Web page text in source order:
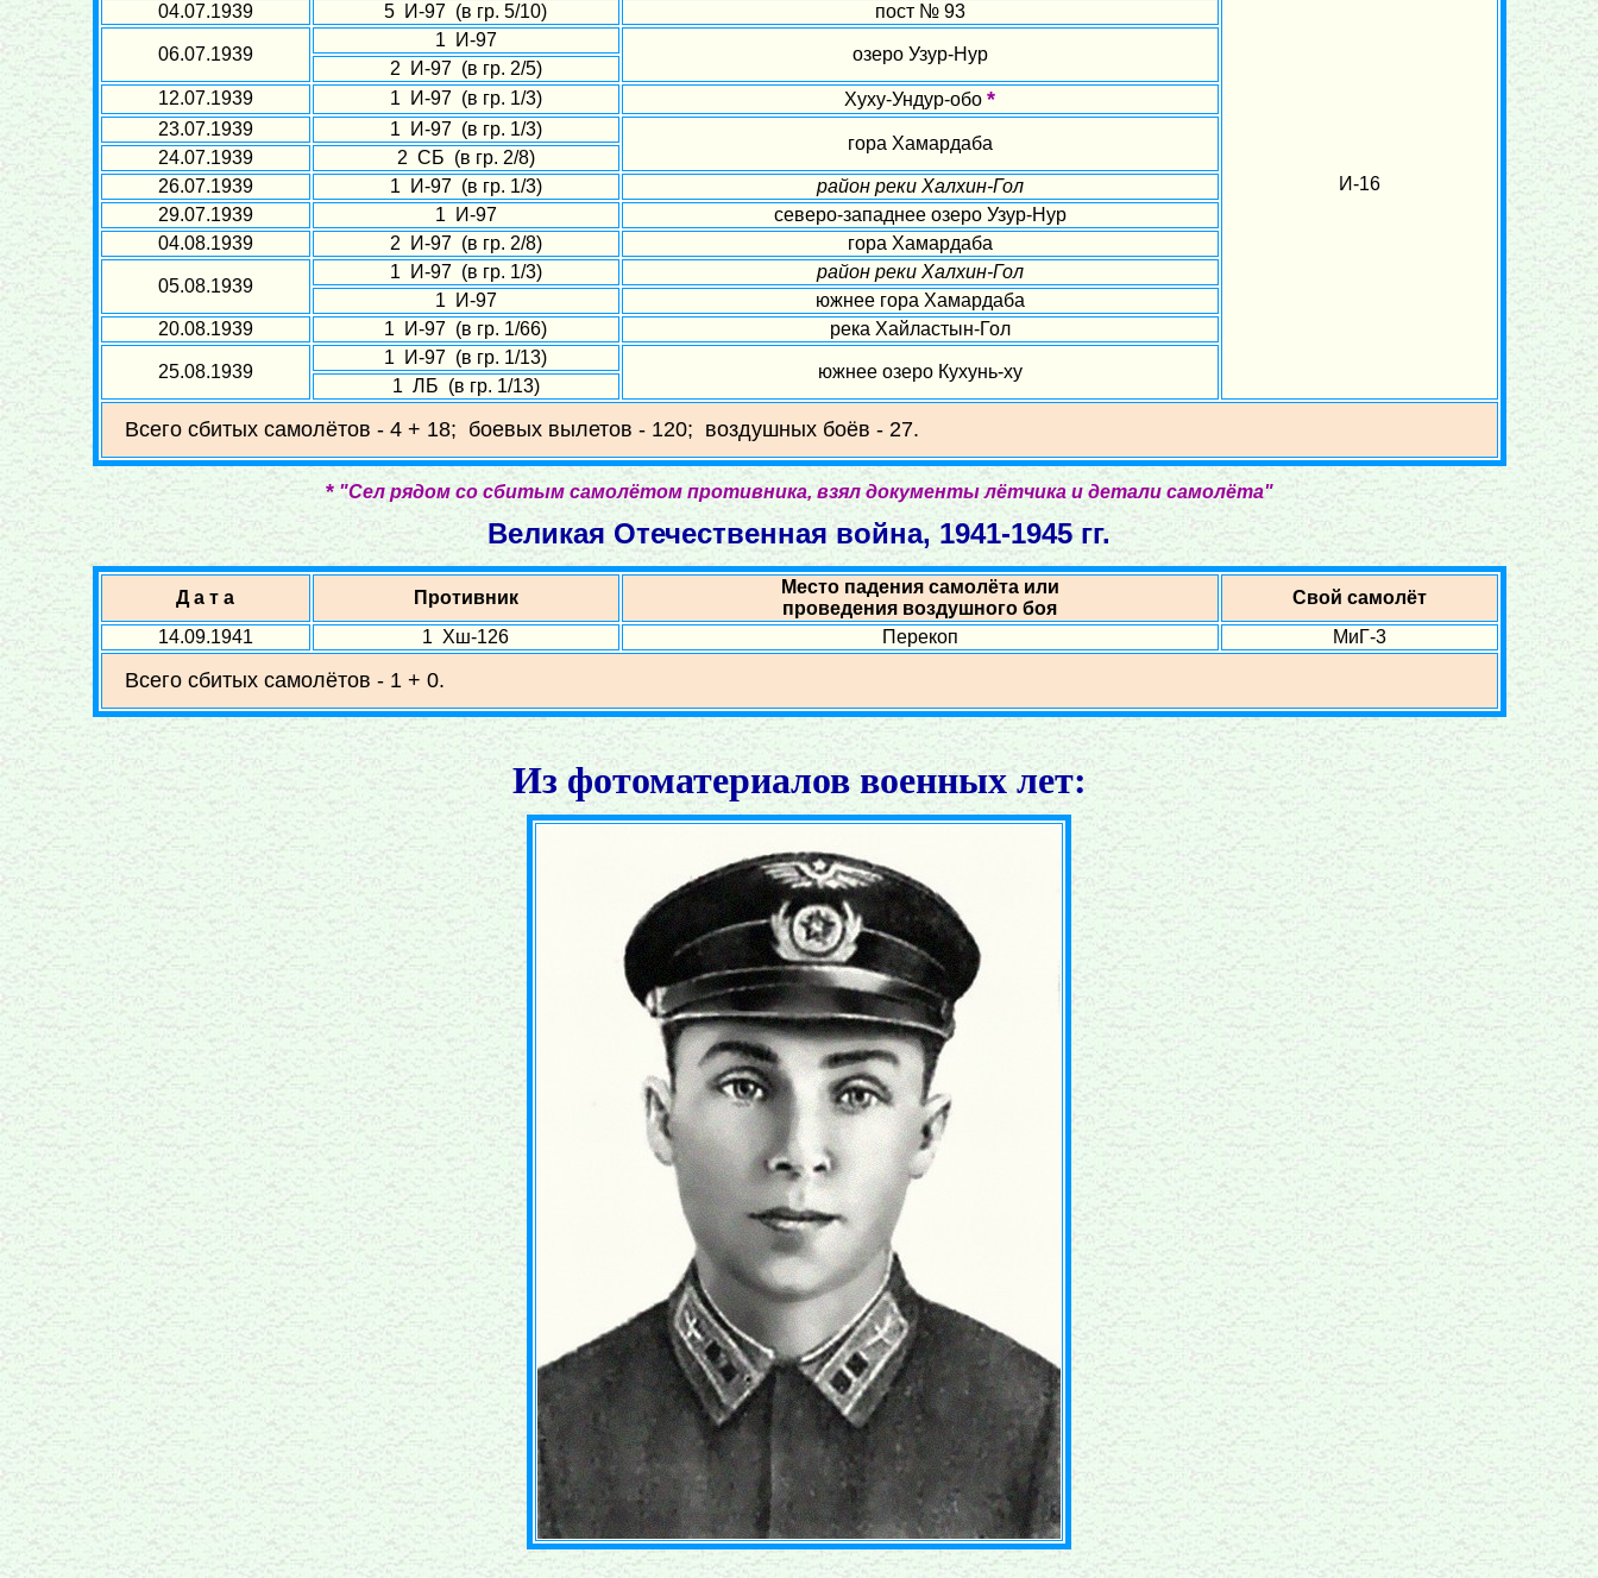
И-16
04.07.1939 5 И-97 (в гр. 5/10) пост № 93
06.07.1939
1 И-97
озеро Узур-Нур
2 И-97 (в гр. 2/5)
12.07.1939
1 И-97 (в гр. 1/3) Хуху-Ундур-обо *
23.07.1939 1 И-97 (в гр. 1/3)
гора Хамардаба
24.07.1939
2 СБ (в гр. 2/8)
26.07.1939
1 И-97 (в гр. 1/3)
район реки Халхин-Гол
29.07.1939
1 И-97
северо-западнее озеро Узур-Нур
04.08.1939
2 И-97 (в гр. 2/8) гора Хамардаба
05.08.1939
1 И-97 (в гр. 1/3)
район реки Халхин-Гол
1 И-97
южнее гора Хамардаба
20.08.1939
1 И-97 (в гр. 1/66) река Хайластын-Гол
25.08.1939
1 И-97 (в гр. 1/13)
южнее озеро Кухунь-ху
1 ЛБ (в гр. 1/13)
Всего сбитых самолётов - 4 + 18; боевых вылетов - 120; воздушных боёв - 27.
* "Сел рядом со сбитым самолётом противника, взял документы лётчика и детали самолёта"
Великая Отечественная война, 1941-1945 гг.
Д а т а Противник
Место падения самолёта или
проведения воздушного боя
Свой самолёт
14.09.1941
1 Хш-126 Перекоп МиГ-3
Всего сбитых самолётов - 1 + 0.
Из фотоматериалов военных лет: